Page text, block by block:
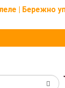
| Бережно